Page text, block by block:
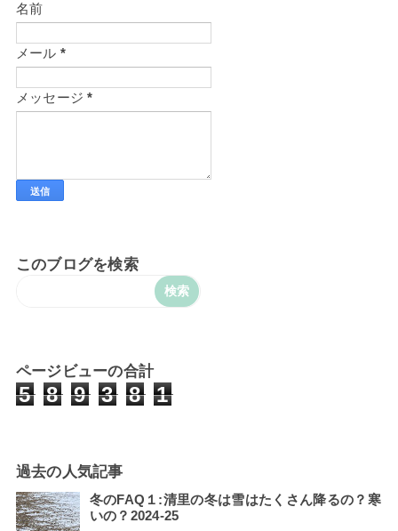
名前
メール *
メッセージ*
このブログを検索
ページビューの合計
5 8 9 3 8 1
過去の人気記事
冬のFAQ１:清里の冬は雪はたくさん降るの？寒
いの？2024-25